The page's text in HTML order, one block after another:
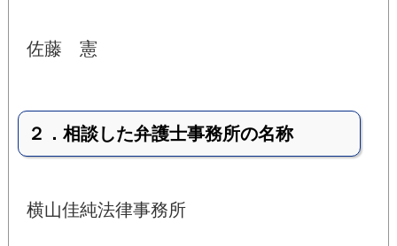
佐藤 憲
２．相談した弁護士事務所の名称
横山佳純法律事務所